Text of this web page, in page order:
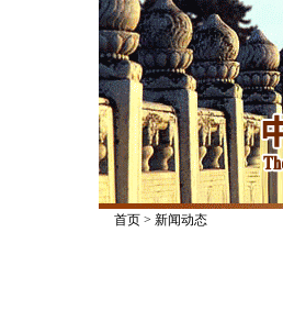
首页> 新闻动态